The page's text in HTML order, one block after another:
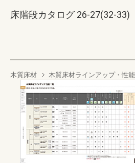
床階段カタログ 26-27(32-33)
木質床材 木質床材ラインアップ・性